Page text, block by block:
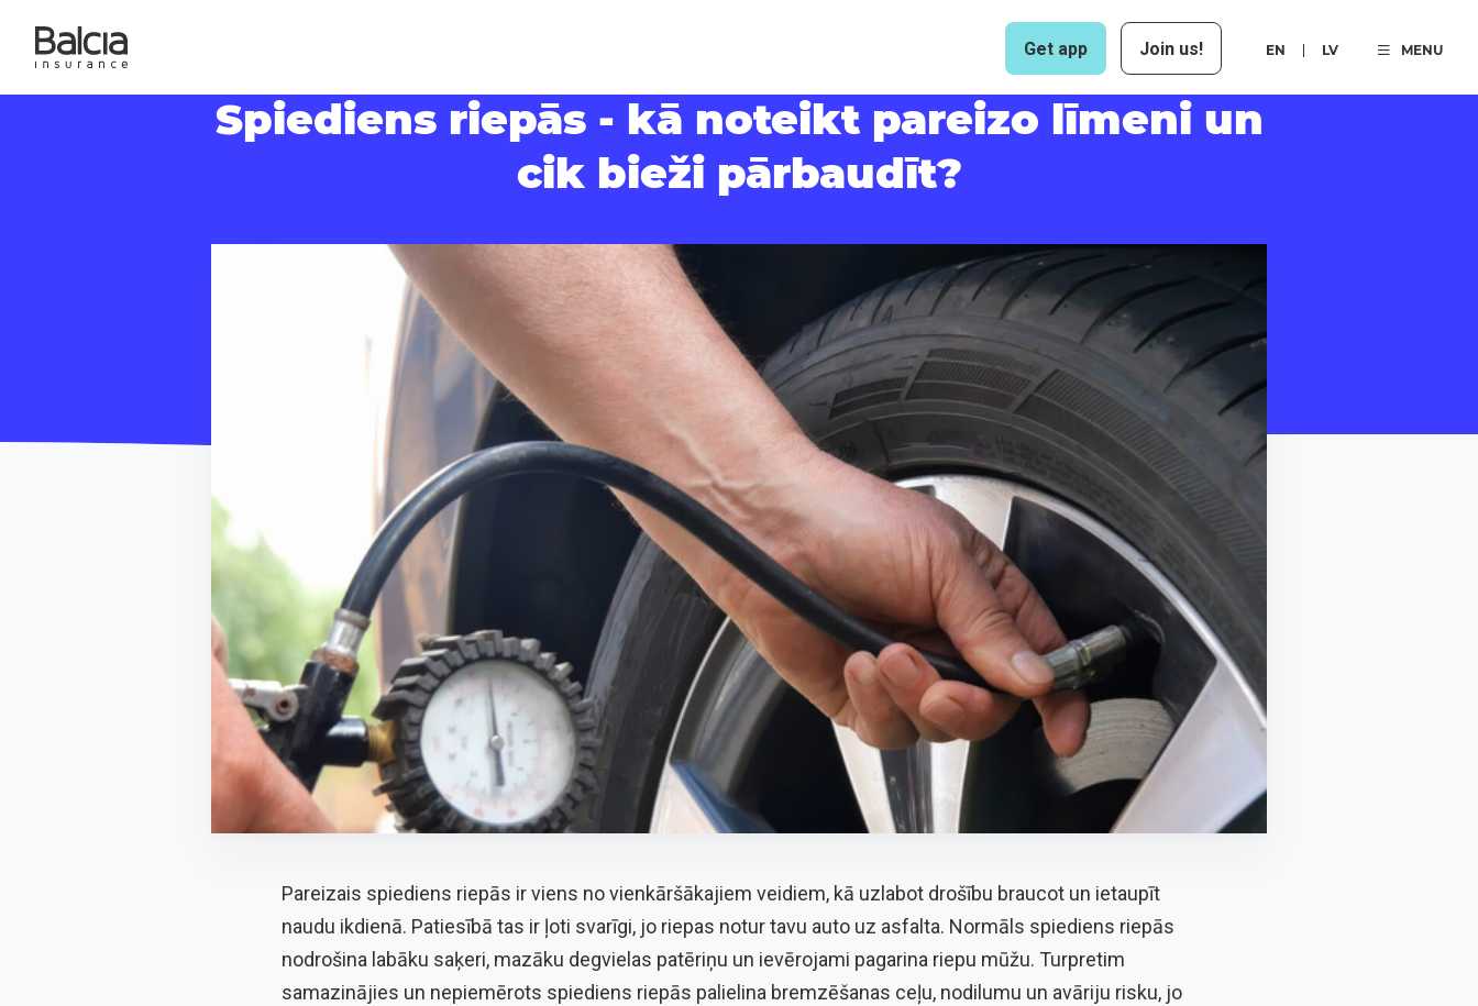
Get app Join us! EN LV MENU
Spiediens riepās - kā noteikt pareizo līmeni un
cik bieži pārbaudīt?
Pareizais spiediens riepās ir viens no vienkāršākajiem veidiem, kā uzlabot drošību braucot un ietaupīt
naudu ikdienā. Patiesībā tas ir ļoti svarīgi, jo riepas notur tavu auto uz asfalta. Normāls spiediens riepās
nodrošina labāku saķeri, mazāku degvielas patēriņu un ievērojami pagarina riepu mūžu. Turpretim
samazinājies un nepiemērots spiediens riepās palielina bremzēšanas ceļu, nodilumu un avāriju risku, jo